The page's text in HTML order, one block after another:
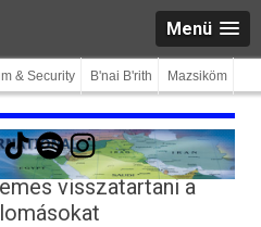
Menü
& Security B'nai B'rith Mazsiköm
TikTokSpotifyInstagram
visszatartani a